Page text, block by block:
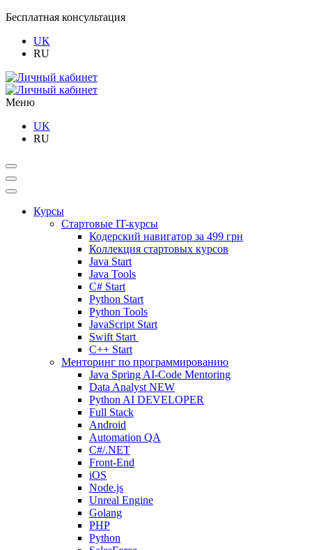
Бесплатная консультация
UK
RU
Меню
UK
RU
Курсы
Стартовые IT-курсы
Кодерский навигатор за 499 грн
Коллекция стартовых курсов
Java Start
Java Tools
C# Start
Python Start
Python Tools
JavaScript Start
Swift Start
C++ Start
Менторинг по программированию
Java Spring AI-Code Mentoring
Data Analyst NEW
Python AI DEVELOPER
Full Stack
Android
Automation QA
C#/.NET
Front-End
iOS
Node.js
Unreal Engine
Golang
PHP
Python